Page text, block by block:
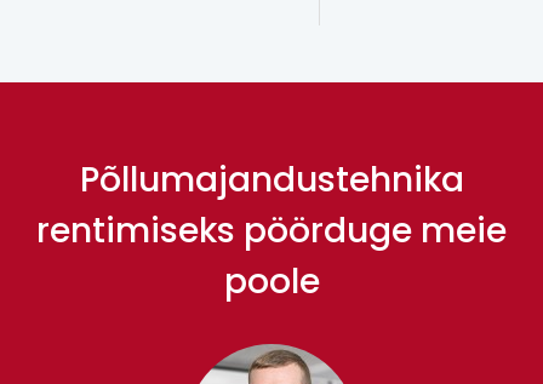
Põllumajandustehnika
rentimiseks pöörduge meie
poole